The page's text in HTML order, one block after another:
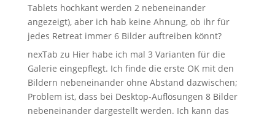
Tablets hochkant werden 2 nebeneinander
angezeigt), aber ich hab keine Ahnung, ob ihr für
jedes Retreat immer 6 Bilder auftreiben könnt?
nexTab zu Hier habe ich mal 3 Varianten für die
Galerie eingepflegt. Ich finde die erste OK mit den
Bildern nebeneinander ohne Abstand dazwischen;
Problem ist, dass bei Desktop-Auflösungen 8 Bilder
nebeneinander dargestellt werden. Ich kann das